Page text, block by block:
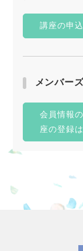
講座の申
メンバー
会員情報
座の登録